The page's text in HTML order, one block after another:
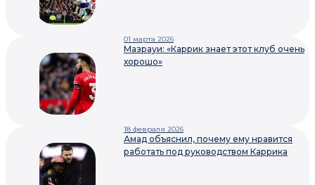
01 марта 2026
Мазрауи: «Каррик знает этот клуб очень
хорошо»
18 февраля 2026
Амад объяснил, почему ему нравится
работать под руководством Каррика